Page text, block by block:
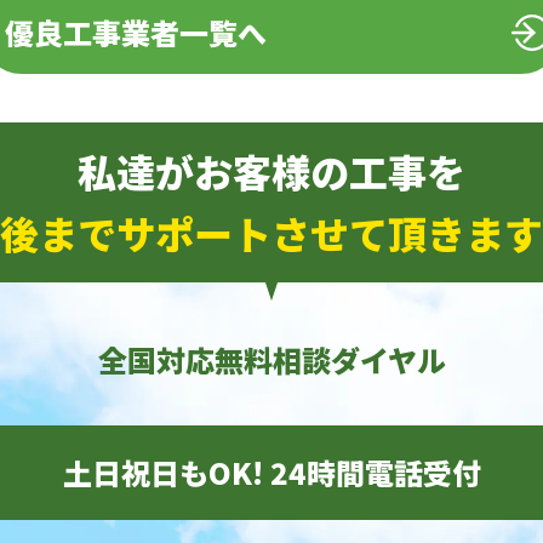
優良工事業者一覧へ
私達がお客様の工事を
までサポートさせて頂きま
全国対応無料相談ダイヤル
土日祝日もOK! 24時間電話受付